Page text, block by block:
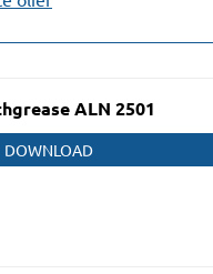
ALN 2501
DOWNLOAD